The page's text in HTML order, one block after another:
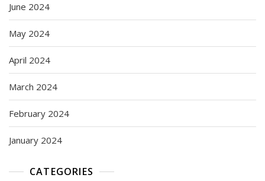
June 2024
May 2024
April 2024
March 2024
February 2024
January 2024
CATEGORIES